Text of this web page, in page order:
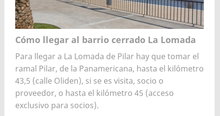
Cómo llegar al barrio cerrado La Lomada
Para llegar a La Lomada de Pilar hay que tomar el
ramal Pilar, de la Panamericana, hasta el kilómetro
43,5 (calle Oliden), si se es visita, socio o
proveedor, o hasta el kilómetro 45 (acceso
exclusivo para socios).